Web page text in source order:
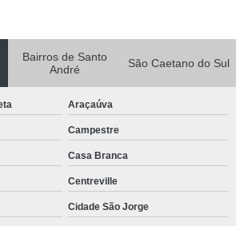
Bairros de Santo
André
São Caetano do Sul
Araçaúva
Campestre
Casa Branca
Centreville
Cidade São Jorge